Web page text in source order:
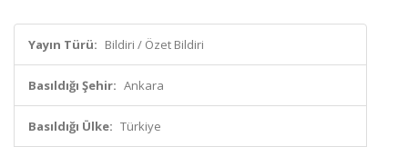
Yayın Türü: Bildiri / Özet Bildiri
Basıldığı Şehir: Ankara
Basıldığı Ülke: Türkiye